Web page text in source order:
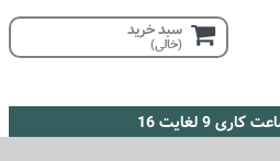
سبد خرید
(خالی)